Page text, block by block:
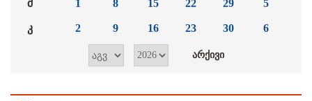
შ
კ
1
2
8
9
15
16
22
23
29
30
5
6